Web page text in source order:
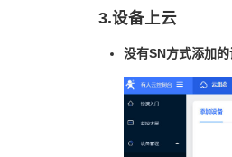
3.设备上云
没有SN方式添加的